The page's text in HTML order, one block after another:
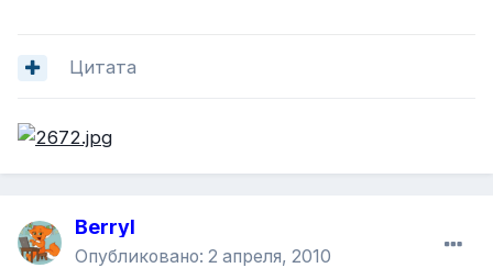
Цитата
Berryl
Опубликовано: 2 апреля, 2010